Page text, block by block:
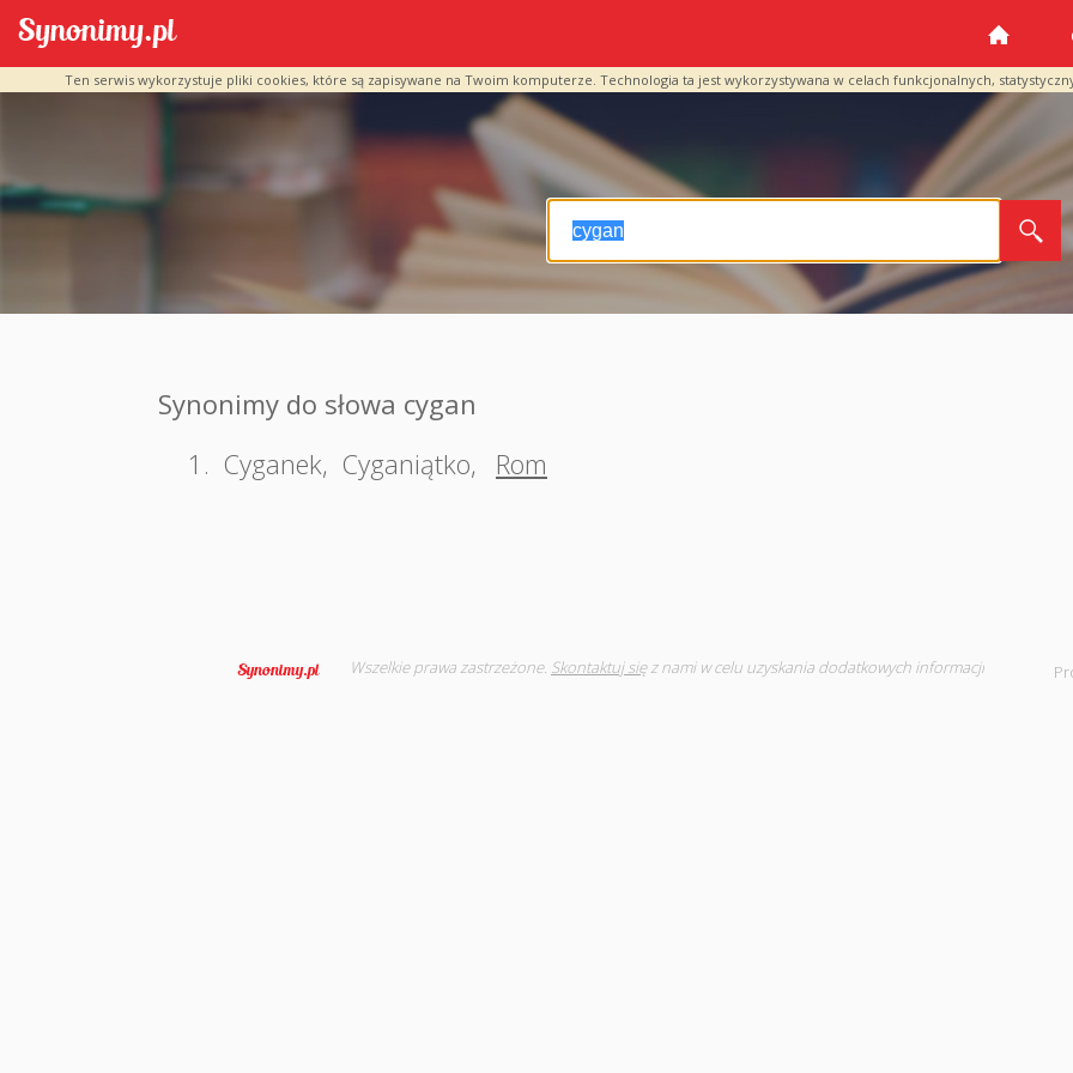
Ten serwis wykorzystuje pliki cookies, które są zapisywane na Twoim komputerze. Technologia ta jest wykorzystywana w celach funkcjonalnych,
Synonimy do słowa cygan
1. Cyganek, Cyganiątko, Rom
Wszelkie prawa zastrzeżone. Skontaktuj sięz nami w celu uzyskania dodatkowych informacji